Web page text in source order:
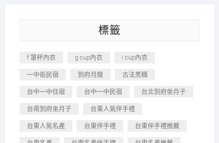
標籤
f 罩杯內衣 g cup內衣 i cup內衣
一中街民宿 到府月嫂 古法黑糖
台中一中住宿 台中一中民宿 台北到府坐月子
台南到府坐月子 台東人氣伴手禮
台東人氣名產 台東伴手禮 台東伴手禮推薦